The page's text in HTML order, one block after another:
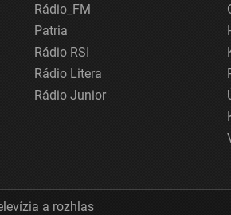
Rádio_FM
Patria
Rádio RSI
Rádio Litera
Rádio Junior
a rozhlas